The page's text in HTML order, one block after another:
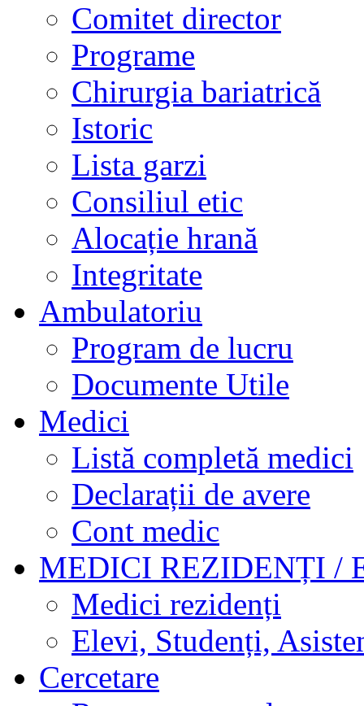
Comitet director
Programe
Chirurgia bariatrică
Istoric
Lista garzi
Consiliul etic
Alocație hrană
Integritate
Ambulatoriu
Program de lucru
Documente Utile
Medici
Listă completă medici
Declarații de avere
Cont medic
MEDICI REZIDENȚI /
Medici rezidenți
Elevi, Studenți,
Cercetare